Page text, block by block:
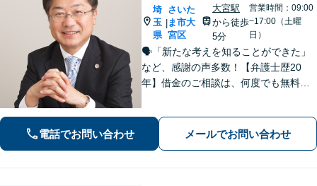
埼
玉
県
|
さいた
ま市大
宮区
大宮駅
から徒歩
5分
営業時間：09:00
~17:00（土曜
日）
🗣️「新たな考えを知ることができた」
など、感謝の声多数！【弁護士歴20
年】借金のご相談は、何度でも無料！
能です【休日・夜間対応可】親切かつ
丁寧な対応に定評あり
電話でお問い合わせ メールでお問い合わせ